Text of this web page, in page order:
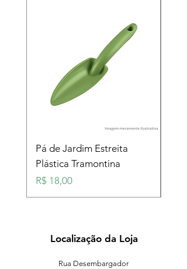
Pá de Jardim Estreita
Plástica Tramontina
Preço
R$ 18,00
Localização da Loja
Rua Desembargador